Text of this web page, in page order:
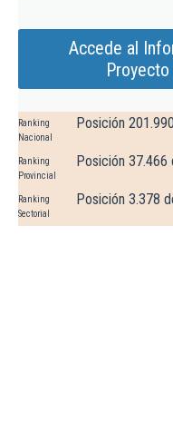
Accede al
Ranking
Nacional
Posición 201.990
Ranking
Provincial
Posición 37.466
Ranking
Sectorial
Posición 3.378